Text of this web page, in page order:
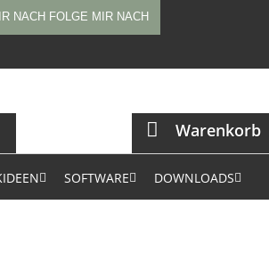
FOLGE MIR NACH
Warenkorb
SOFTWARE DOWNLOADS